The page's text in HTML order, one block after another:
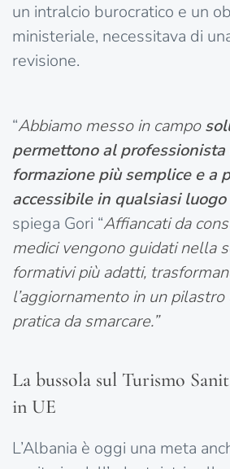
un intralcio burocratico e un
ministeriale, necessitava di
revisione.
“Abbiamo messo in campo
permettono al professionista
formazione più semplice e a
accessibile in qualsiasi
spiega Gori “Affiancati da
medici vengono guidati nella
formativi più adatti,
l’aggiornamento in un
pratica da smarcare.”
La bussola sul Turismo
in UE
L’Albania è oggi una meta